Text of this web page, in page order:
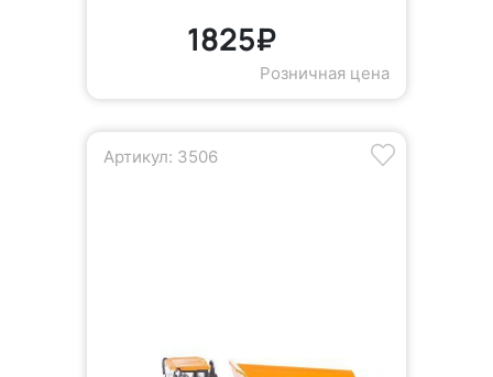
1825₽
Розничная цена
Артикул: 3506